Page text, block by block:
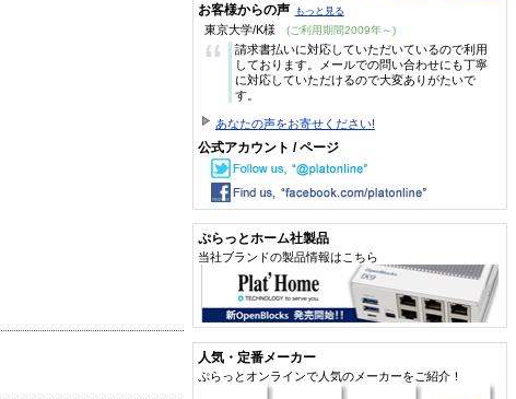
お客様からの声 もっと見る
東京大学/K様 (ご利用期間2009年～)
“
請求書払いに対応していただいているので利用
しております。メールでの問い合わせにも丁寧
に対応していただけるので大変ありがたいで
す。
あなたの声をお寄せください!
公式アカウント / ページ
ぷらっとホーム社製品
当社ブランドの製品情報はこちら
人気・定番メーカー
ぷらっとオンラインで人気のメーカーをご紹介！